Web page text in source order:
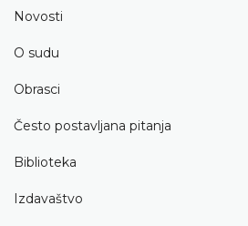
Novosti
O sudu
Obrasci
Često postavljana pitanja
Biblioteka
Izdavaštvo